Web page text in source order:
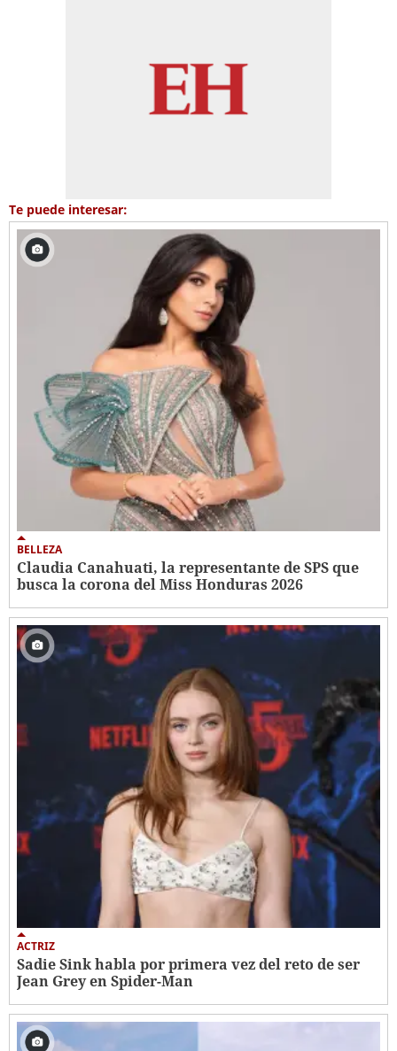
Te puede interesar:
BELLEZA
Claudia Canahuati, la representante de SPS que
busca la corona del Miss Honduras 2026
ACTRIZ
Sadie Sink habla por primera vez del reto de ser
Jean Grey en Spider-Man